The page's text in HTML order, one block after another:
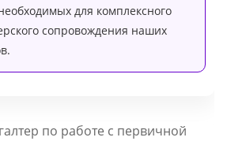
для комплексного
сопровождения наших